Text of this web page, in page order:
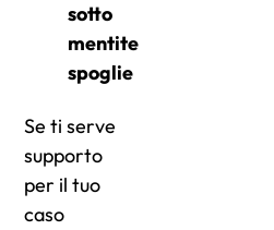
sotto
mentite
spoglie
Se ti serve
supporto
per il tuo
caso